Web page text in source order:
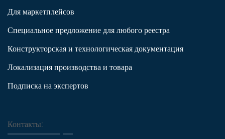
Для маркетплейсов
Специальное предложение для любого реестра
Конструкторская и технологическая документация
Локализация производства и товара
Подписка на экспертов
Контакты: